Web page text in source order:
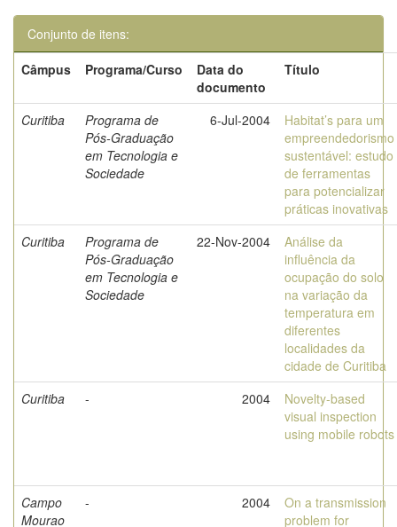
Conjunto de itens:
Câmpus
Programa/Curso
Data do
documento
Título
Curitiba
Programa de
Pós-Graduação
em Tecnologia e
Sociedade
6-Jul-2004
Habitat’s para um
empreendedorismo
sustentável: estudo
de ferramentas
para potencializar
práticas inovativas
Curitiba
Programa de
Pós-Graduação
em Tecnologia e
Sociedade
22-Nov-2004
Análise da
influência da
ocupação do solo
na variação da
temperatura em
diferentes
localidades da
cidade de Curitiba
Curitiba
- 2004
Novelty-based
visual inspection
using mobile robots
Campo
Mourao
- 2004
On a transmission
problem for